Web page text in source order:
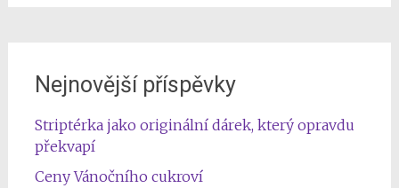
Nejnovější příspěvky
Striptérka jako originální dárek, který opravdu
překvapí
Ceny Vánočního cukroví